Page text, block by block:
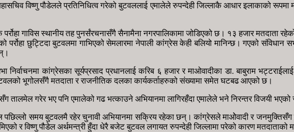
विष्णु पौडेलले प्रतिनिधित्व गरेको बुटवललाई एमालेले रुपन्देही जिल्लाकै आधार इलाकाको
गाविस स्थानीय तह पुनर्संरचनासँगै सैनामैना नगरपालिकामा जोडिएको छ। १३ हजार मतदाता
पर्रोहा छुट्टिदा बुटवलमा गाभिएको सेमलारमा नेपाली कांग्रेस केही बलियो मानिन्छ। गएको
निर्वाचनमा कांग्रेसका सूर्यप्रसाद प्रधानलाई करिब ६ हजार र माओवादीका डा. बाबुराम
भूगोलसँगै मतदाता र राजनीतिक दलका कार्यकर्ताहरुको संख्यामा समेत घटबढ आएको छ।
तालमेल गरेर भए पनि एमालेको गढ भत्काउने अभियानमा लागिरहँदा एमालेले भने निरन्तर विजयी भएको
पछिल्लो समय बुटवलमै रहेर चुनावी अभियानमा सक्रिय रहेका छन्। कांग्रेसले माओेवादी र
र विष्णु पौडेल अर्थमन्त्री हुँदा धेरै बजेट बुटवल लगायत रुपन्देही जिल्लामा परेको कारण मतदाताको